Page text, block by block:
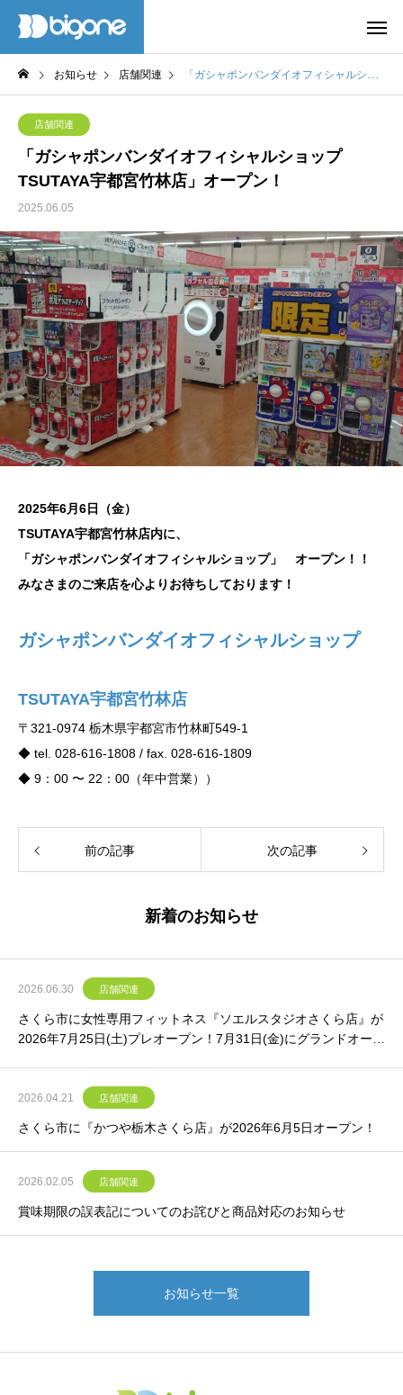
お知らせ 店舗関連 「ガシャポンバンダイオフィシャルショップTSUTAYA宇都宮竹林店」オープン！
店舗関連
「ガシャポンバンダイオフィシャルショップ
TSUTAYA宇都宮竹林店」オープン！
2025.06.05
2025年6月6日（金）
TSUTAYA宇都宮竹林店内に、
「ガシャポンバンダイオフィシャルショップ」 オープン！！
みなさまのご来店を心よりお待ちしております！
ガシャポンバンダイオフィシャルショップ
TSUTAYA宇都宮竹林店
〒321-0974 栃木県宇都宮市竹林町549-1
◆ tel. 028-616-1808 / fax. 028-616-1809
◆ 9：00 〜 22：00（年中営業））
前の記事 次の記事
新着のお知らせ
2026.06.30 店舗関連
さくら市に女性専用フィットネス『ソエルスタジオさくら店』が
2026年7月25日(土)プレオープン！7月31日(金)にグランドオープ
2026.04.21 店舗関連
さくら市に『かつや栃木さくら店』が2026年6月5日オープン！
2026.02.05 店舗関連
賞味期限の誤表記についてのお詫びと商品対応のお知らせ
お知らせ一覧